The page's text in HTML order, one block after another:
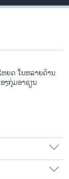
ຍດ ໃນຫລາຍດ້ານ
ງກຸ່ມອາຊຽນ